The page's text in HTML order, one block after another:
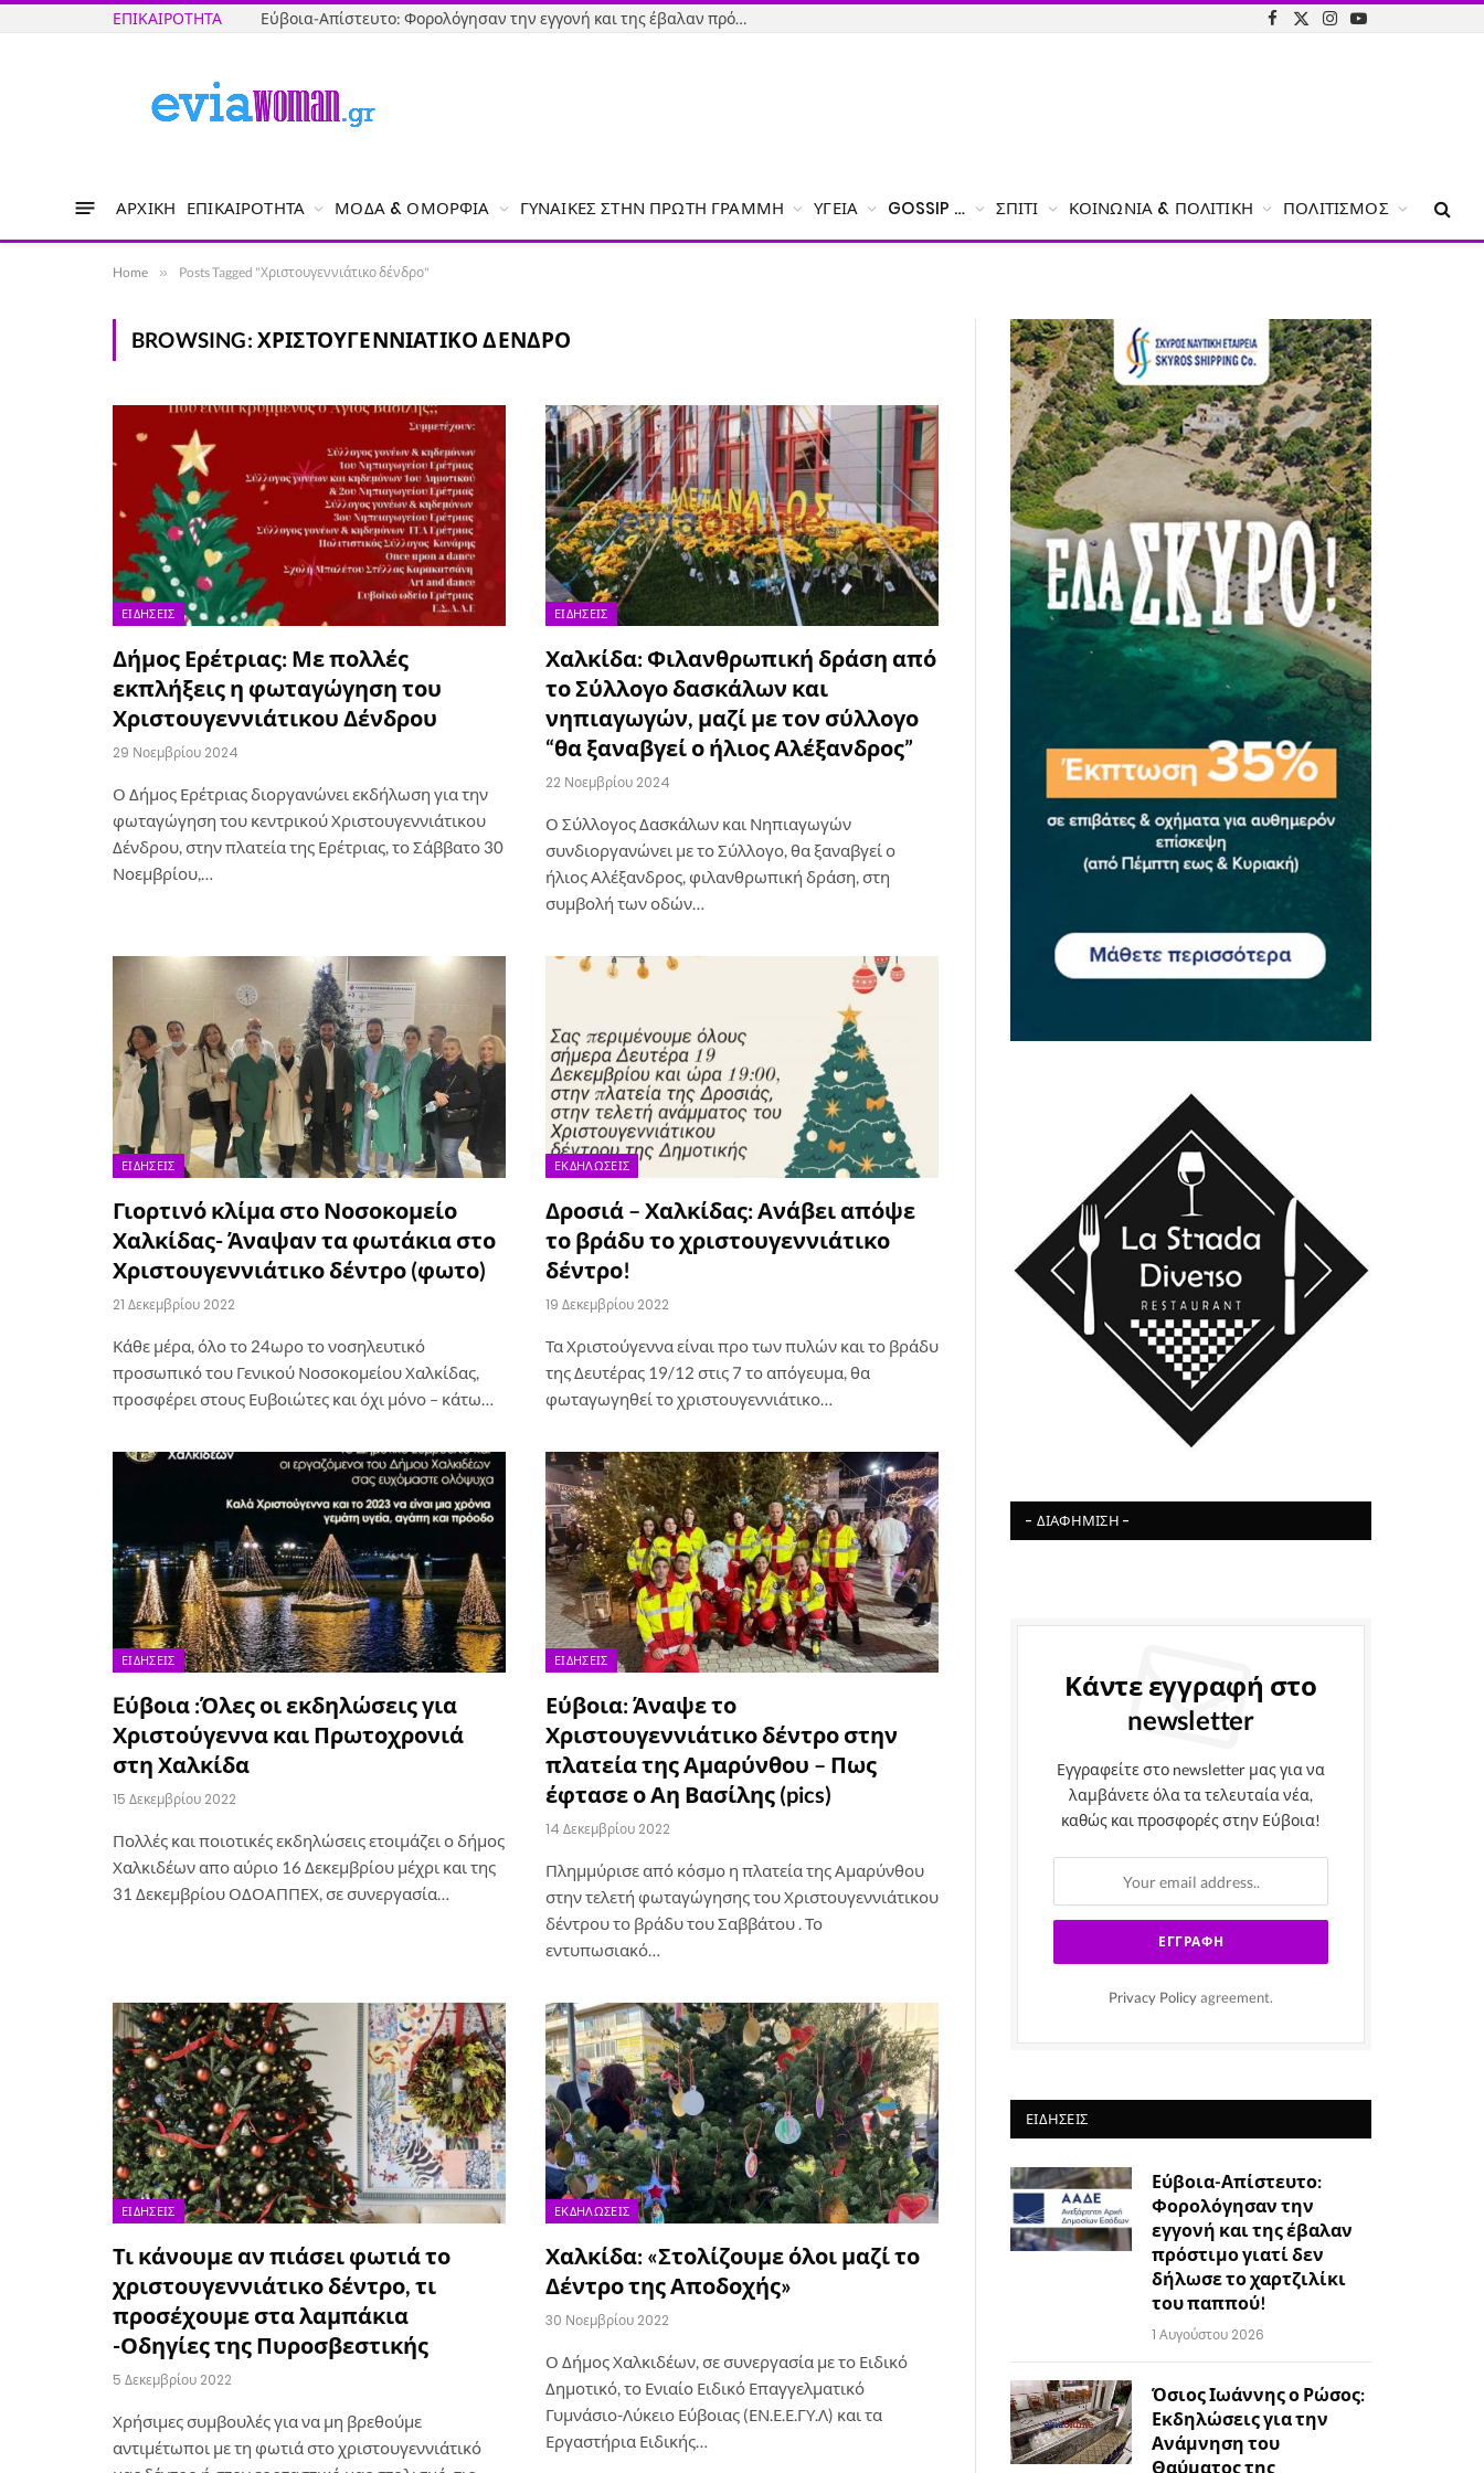
ΕΠΙΚΑΙΡΌΤΗΤΑ Εύβοια-Απίστευτο: Φορολόγησαν την εγγονή και της έβαλαν πρόστιμο γιατί δεν δήλωσε το χαρτζιλίκι του παππού!
Facebook
X
Instagram
YouTube
ΑΡΧΙΚΉ ΕΠΙΚΑΙΡΌΤΗΤΑ ΜΌΔΑ & ΟΜΟΡΦΙΆ ΓΥΝΑΊΚΕΣ ΣΤΗΝ ΠΡΏΤΗ ΓΡΑΜΜΉ ΥΓΕΊΑ GOSSIP … ΣΠΊΤΙ ΚΟΙΝΩΝΊΑ & ΠΟΛΙΤΙΚΉ ΠΟΛΙΤΙΣΜΌΣ
Home » Posts Tagged "Χριστουγεννιάτικο δένδρο"
BROWSING: ΧΡΙΣΤΟΥΓΕΝΝΙΆΤΙΚΟ ΔΈΝΔΡΟ
ΕΙΔΉΣΕΙΣ
Δήμος Ερέτριας: Με πολλές
εκπλήξεις η φωταγώγηση του
Χριστουγεννιάτικου Δένδρου
29 Νοεμβρίου 2024
Ο Δήμος Ερέτριας διοργανώνει εκδήλωση για την
φωταγώγηση του κεντρικού Χριστουγεννιάτικου
Δένδρου, στην πλατεία της Ερέτριας, το Σάββατο 30
Νοεμβρίου,…
ΕΙΔΉΣΕΙΣ
Χαλκίδα: Φιλανθρωπική δράση από
το Σύλλογο δασκάλων και
νηπιαγωγών, μαζί με τον σύλλογο
“θα ξαναβγεί ο ήλιος Αλέξανδρος”
22 Νοεμβρίου 2024
Ο Σύλλογος Δασκάλων και Νηπιαγωγών
συνδιοργανώνει με το Σύλλογο, θα ξαναβγεί ο
ήλιος Αλέξανδρος, φιλανθρωπική δράση, στη
συμβολή των οδών…
ΕΙΔΉΣΕΙΣ
Γιορτινό κλίμα στο Νοσοκομείο
Χαλκίδας- Άναψαν τα φωτάκια στο
Χριστουγεννιάτικο δέντρο (φωτο)
21 Δεκεμβρίου 2022
Κάθε μέρα, όλο το 24ωρο το νοσηλευτικό
προσωπικό του Γενικού Νοσοκομείου Χαλκίδας,
προσφέρει στους Ευβοιώτες και όχι μόνο – κάτω…
ΕΚΔΗΛΏΣΕΙΣ
Δροσιά – Χαλκίδας: Ανάβει απόψε
το βράδυ το χριστουγεννιάτικο
δέντρο!
19 Δεκεμβρίου 2022
Τα Χριστούγεννα είναι προ των πυλών και το βράδυ
της Δευτέρας 19/12 στις 7 το απόγευμα, θα
φωταγωγηθεί το χριστουγεννιάτικο…
ΕΙΔΉΣΕΙΣ
Eύβοια :Όλες οι εκδηλώσεις για
Χριστούγεννα και Πρωτοχρονιά
στη Χαλκίδα
15 Δεκεμβρίου 2022
Πολλές και ποιοτικές εκδηλώσεις ετοιμάζει ο δήμος
Χαλκιδέων απο αύριο 16 Δεκεμβρίου μέχρι και της
31 Δεκεμβρίου ΟΔΟΑΠΠΕΧ, σε συνεργασία…
ΕΙΔΉΣΕΙΣ
Εύβοια: Άναψε το
Χριστουγεννιάτικο δέντρο στην
πλατεία της Αμαρύνθου – Πως
έφτασε ο Αη Βασίλης (pics)
14 Δεκεμβρίου 2022
Πλημμύρισε από κόσμο η πλατεία της Αμαρύνθου
στην τελετή φωταγώγησης του Χριστουγεννιάτικου
δέντρου το βράδυ του Σαββάτου . Το
εντυπωσιακό…
ΕΙΔΉΣΕΙΣ
Τι κάνουμε αν πιάσει φωτιά το
χριστουγεννιάτικο δέντρο, τι
προσέχουμε στα λαμπάκια
-Οδηγίες της Πυροσβεστικής
5 Δεκεμβρίου 2022
Χρήσιμες συμβουλές για να μη βρεθούμε
αντιμέτωποι με τη φωτιά στο χριστουγεννιάτικό
ΕΚΔΗΛΏΣΕΙΣ
Χαλκίδα: «Στολίζουμε όλοι μαζί το
Δέντρο της Αποδοχής»
30 Νοεμβρίου 2022
Ο Δήμος Χαλκιδέων, σε συνεργασία με το Ειδικό
Δημοτικό, το Ενιαίο Ειδικό Επαγγελματικό
Γυμνάσιο-Λύκειο Εύβοιας (ΕΝ.Ε.Ε.ΓΥ.Λ) και τα
Εργαστήρια Ειδικής…
- ΔΙΑΦΉΜΙΣΗ -
Κάντε εγγραφή στο
newsletter
Εγγραφείτε στο newsletter μας για να
λαμβάνετε όλα τα τελευταία νέα,
καθώς και προσφορές στην Εύβοια!
Privacy Policy agreement.
ΕΙΔΉΣΕΙΣ
Εύβοια-Απίστευτο:
Φορολόγησαν την
εγγονή και της έβαλαν
πρόστιμο γιατί δεν
δήλωσε το χαρτζιλίκι
του παππού!
1 Αυγούστου 2026
Όσιος Ιωάννης ο Ρώσος:
Εκδηλώσεις για την
Ανάμνηση του
Θαύματος της